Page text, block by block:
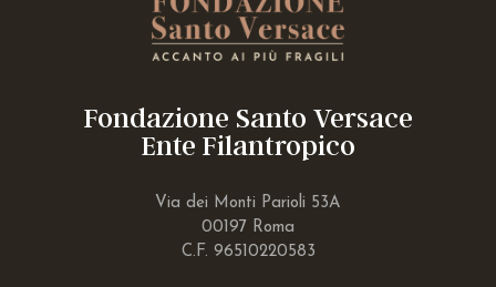
Fondazione Santo Versace
Ente Filantropico
Via dei Monti Parioli 53A
00197 Roma
C.F. 96510220583